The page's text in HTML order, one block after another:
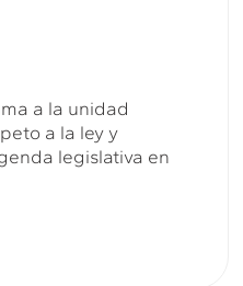
a la unidad
a la ley y
legislativa en